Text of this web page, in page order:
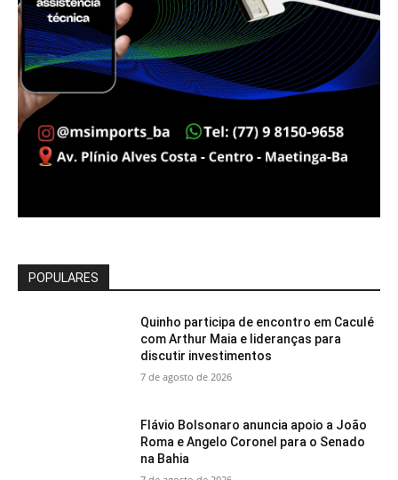
POPULARES
Quinho participa de encontro em Caculé
com Arthur Maia e lideranças para
discutir investimentos
7 de agosto de 2026
Flávio Bolsonaro anuncia apoio a João
Roma e Angelo Coronel para o Senado
na Bahia